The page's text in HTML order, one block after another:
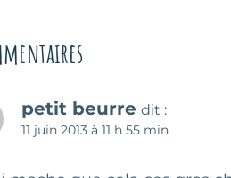
petit beurre dit :
11 juin 2013 à 11 h 55 min